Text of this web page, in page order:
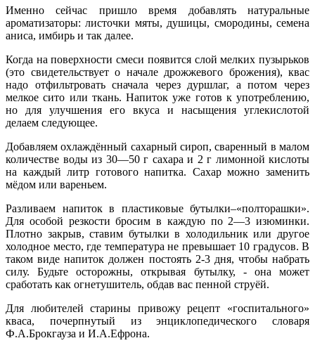
Именно сейчас пришло время добавлять натуральные
ароматизаторы: листочки мяты, душицы, смородины, семена
аниса, имбирь и так далее.
Когда на поверхности смеси появится слой мелких пузырьков
(это свидетельствует о начале дрожжевого брожения), квас
надо отфильтровать сначала через дуршлаг, а потом через
мелкое сито или ткань. Напиток уже готов к употреблению,
но для улучшения его вкуса и насыщения углекислотой
делаем следующее.
Добавляем охлаждённый сахарный сироп, сваренный в малом
количестве воды из 30—50 г сахара и 2 г лимонной кислоты
на каждый литр готового напитка. Сахар можно заменить
мёдом или вареньем.
Разливаем напиток в пластиковые бутылки–«полторашки».
Для особой резкости бросим в каждую по 2—3 изюминки.
Плотно закрыв, ставим бутылки в холодильник или другое
холодное место, где температура не превышает 10 градусов. В
таком виде напиток должен постоять 2-3 дня, чтобы набрать
силу. Будьте осторожны, открывая бутылку, - она может
сработать как огнетушитель, обдав вас пенной струёй.
Для любителей старины привожу рецепт «госпитального»
кваса, почерпнутый из энциклопедического словаря
Ф.А.Брокгауза и И.А.Ефрона.